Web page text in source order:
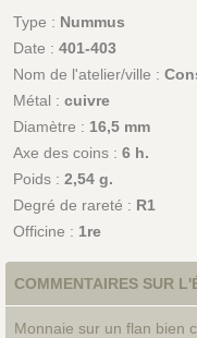
Type : Nummus
Date : 401-403
Nom de l'atelier/ville :
Métal : cuivre
Diamètre : 16,5 mm
Axe des coins : 6 h.
Poids : 2,54 g.
Degré de rareté : R1
Officine : 1re
COMMENTAIRES SUR
Monnaie sur un flan bien